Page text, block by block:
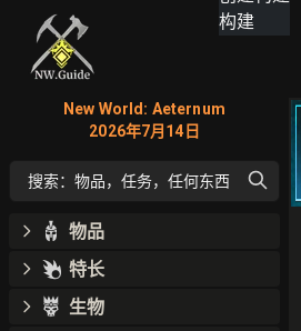
构建
New World: Aeternum
2026年7月14日
搜索：物品，任务，任何东西
物品
特长
生物